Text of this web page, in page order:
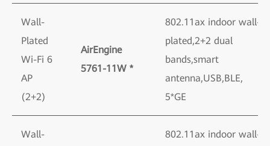
Wall-
Plated
Wi-Fi 6
AP
(2+2)
AirEngine
5761-11W *
802.11ax indoor wall-
plated,2+2 dual
bands,smart
antenna,USB,BLE,
5*GE
Wall-
802.11ax indoor wall-